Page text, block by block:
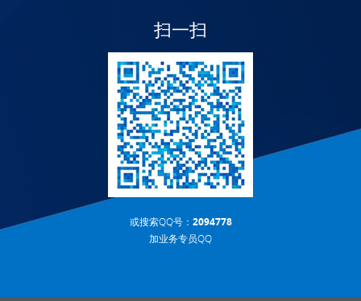
扫一扫
或搜索QQ号： 2094778
加业务专员QQ